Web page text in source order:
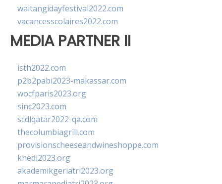
waitangidayfestival2022.com
vacancesscolaires2022.com
MEDIA PARTNER II
isth2022.com
p2b2pabi2023-makassar.com
wocfparis2023.org
sinc2023.com
scdlqatar2022-qa.com
thecolumbiagrill.com
provisionscheeseandwineshoppe.com
khedi2023.org
akademikgeriatri2023.org